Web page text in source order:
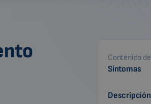
Contenido
Síntomas